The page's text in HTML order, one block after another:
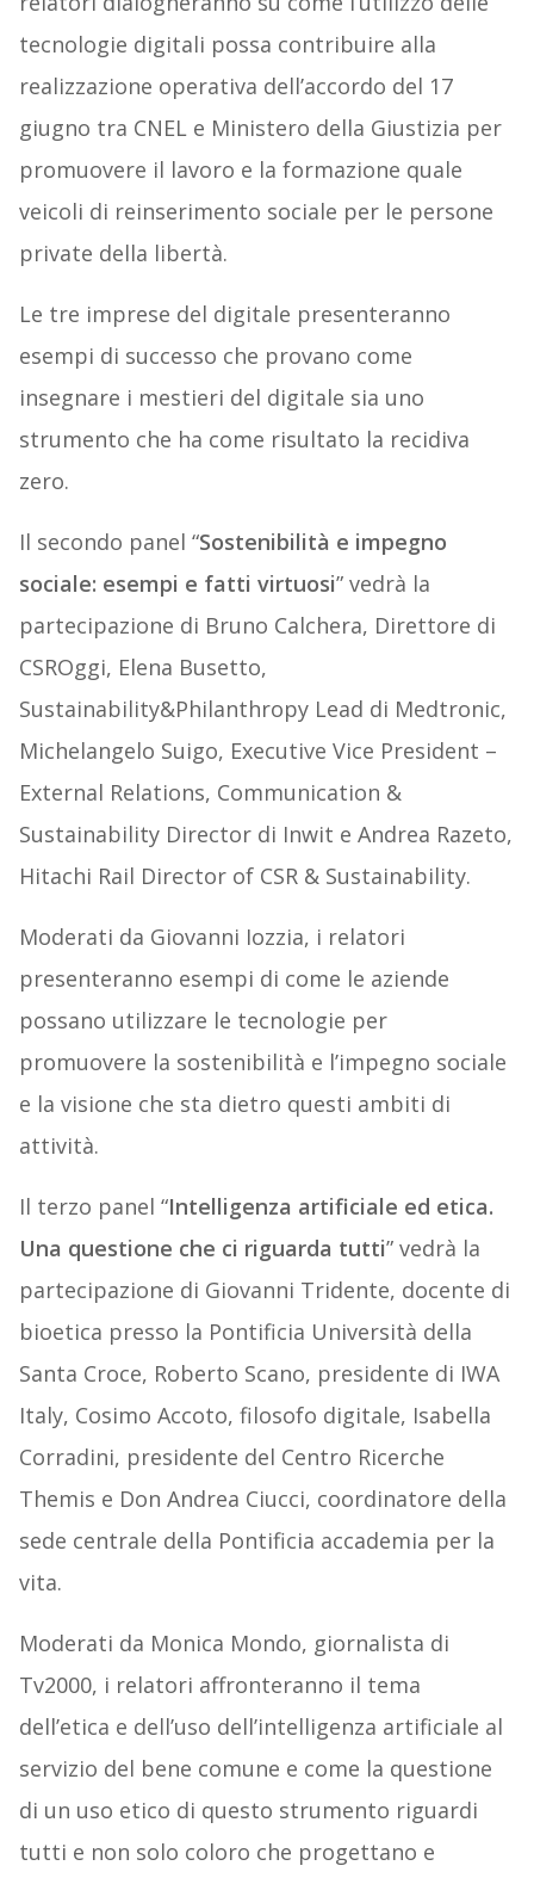
tecnologie digitali possa contribuire alla
realizzazione operativa dell’accordo del 17
giugno tra CNEL e Ministero della Giustizia per
promuovere il lavoro e la formazione quale
veicoli di reinserimento sociale per le persone
private della libertà.
Le tre imprese del digitale presenteranno
esempi di successo che provano come
insegnare i mestieri del digitale sia uno
strumento che ha come risultato la recidiva
zero.
Il secondo panel “Sostenibilità e impegno
sociale: esempi e fatti virtuosi” vedrà la
partecipazione di Bruno Calchera, Direttore di
CSROggi, Elena Busetto,
Sustainability&Philanthropy Lead di Medtronic,
Michelangelo Suigo, Executive Vice President –
External Relations, Communication &
Sustainability Director di Inwit e Andrea Razeto,
Hitachi Rail Director of CSR & Sustainability.
Moderati da Giovanni Iozzia, i relatori
presenteranno esempi di come le aziende
possano utilizzare le tecnologie per
promuovere la sostenibilità e l’impegno sociale
e la visione che sta dietro questi ambiti di
attività.
Il terzo panel “Intelligenza artificiale ed etica.
Una questione che ci riguarda tutti” vedrà la
partecipazione di Giovanni Tridente, docente di
bioetica presso la Pontificia Università della
Santa Croce, Roberto Scano, presidente di IWA
Italy, Cosimo Accoto, filosofo digitale, Isabella
Corradini, presidente del Centro Ricerche
Themis e Don Andrea Ciucci, coordinatore della
sede centrale della Pontificia accademia per la
vita.
Moderati da Monica Mondo, giornalista di
Tv2000, i relatori affronteranno il tema
dell’etica e dell’uso dell’intelligenza artificiale al
servizio del bene comune e come la questione
di un uso etico di questo strumento riguardi
tutti e non solo coloro che progettano e